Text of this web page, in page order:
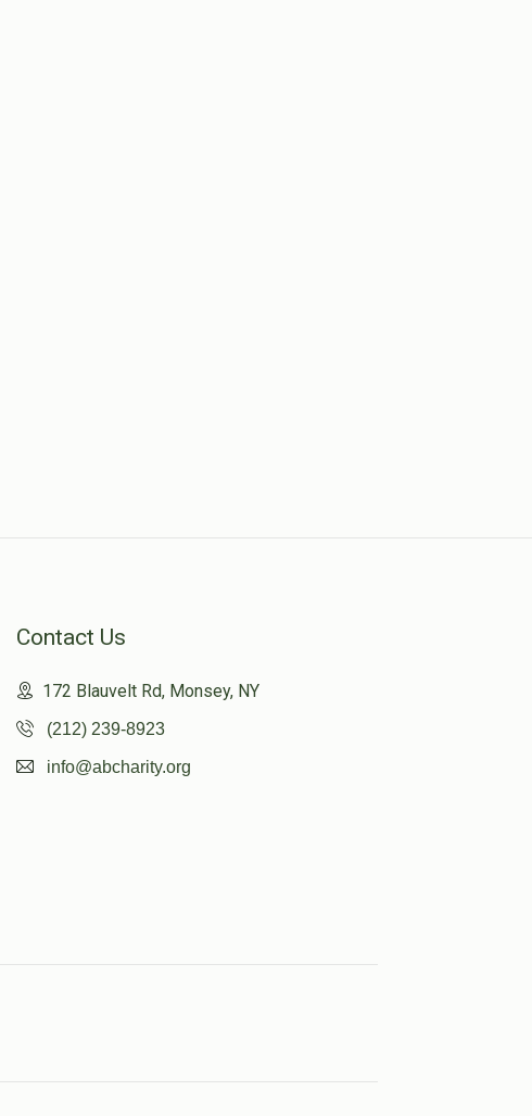
Contact Us
172 Blauvelt Rd, Monsey, NY
(212) 239-8923
info@abcharity.org